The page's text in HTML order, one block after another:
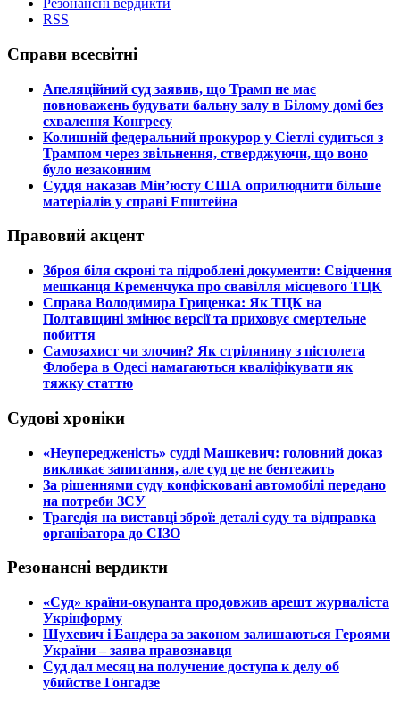
Резонансні вердикти
RSS
Справи всесвітні
​Апеляційний суд заявив, що Трамп не має
повноважень будувати бальну залу в Білому домі без
схвалення Конгресу
​Колишній федеральний прокурор у Сіетлі судиться з
Трампом через звільнення, стверджуючи, що воно
було незаконним
​Суддя наказав Мін’юсту США оприлюднити більше
матеріалів у справі Епштейна
Правовий акцент
​Зброя біля скроні та підроблені документи: Свідчення
мешканця Кременчука про свавілля місцевого ТЦК
​Справа Володимира Гриценка: Як ТЦК на
Полтавщині змінює версії та приховує смертельне
побиття
​Самозахист чи злочин? Як стрілянину з пістолета
Флобера в Одесі намагаються кваліфікувати як
тяжку статтю
Судові хроніки
​«Неупередженість» судді Машкевич: головний доказ
викликає запитання, але суд це не бентежить
​За рішеннями суду конфісковані автомобілі передано
на потреби ЗСУ
​Трагедія на виставці зброї: деталі суду та відправка
організатора до СІЗО
Резонансні вердикти
​«Суд» країни-окупанта продовжив арешт журналіста
Укрінформу
Шухевич і Бандера за законом залишаються Героями
України – заява правознавця
Суд дал месяц на получение доступа к делу об
убийстве Гонгадзе